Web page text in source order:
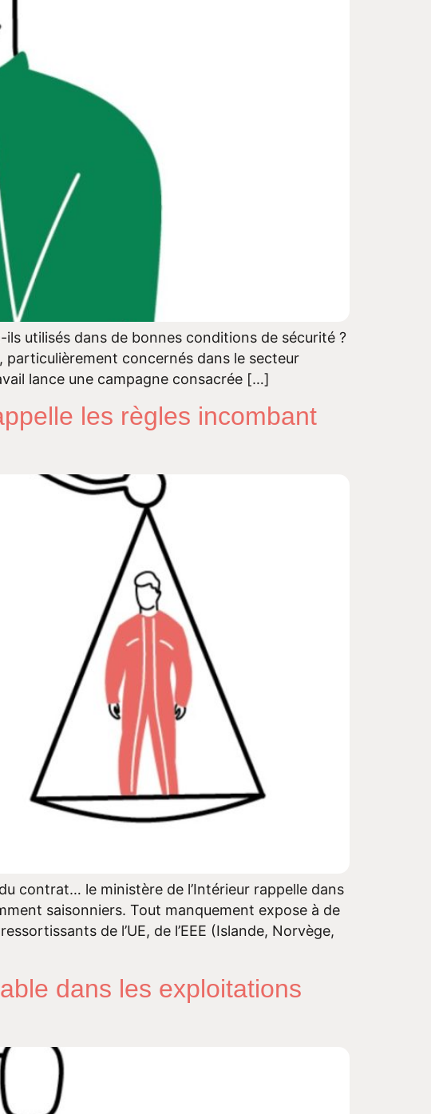
utilisés dans de bonnes conditions de sécurité ?
particulièrement concernés dans le secteur
lance une campagne consacrée […]
les règles incombant
contrat… le ministère de l’Intérieur rappelle dans
saisonniers. Tout manquement expose à de
de l’UE, de l’EEE (Islande, Norvège,
dans les exploitations